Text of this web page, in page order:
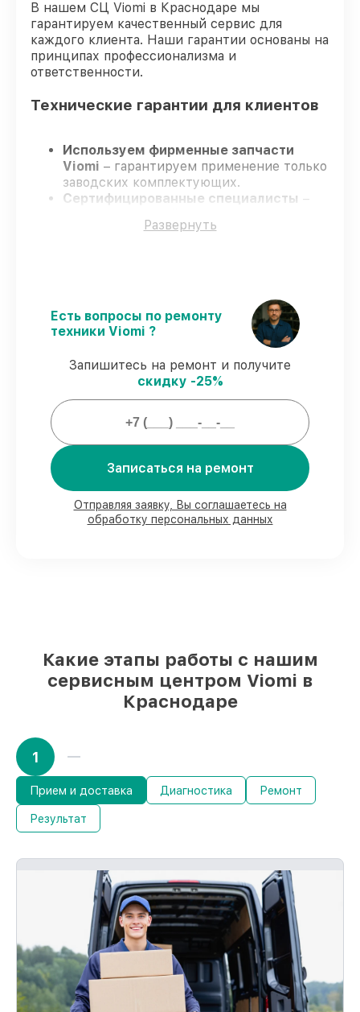
В нашем СЦ Viomi в Краснодаре мы
гарантируем качественный сервис для
каждого клиента. Наши гарантии основаны на
принципах профессионализма и
ответственности.
Технические гарантии для клиентов
Используем фирменные запчасти
Viomi – гарантируем применение только
заводских комплектующих.
Сертифицированные специалисты –
подтверждает уровень их
договоренности.
Поддержка после ремонта – все
официальной гарантией Viomi.
Мы гарантируем:
80%
заказов проводим с возможностью
личного присутствия владельца
деталей Viomi имеются на складе в
Краснодаре, остальные доставляются
быстро
Развернуть
Есть вопросы по ремонту
техники Viomi ?
Запишитесь на ремонт и получите
скидку -25%
Записаться на ремонт
Отправляя заявку, Вы соглашаетесь на
обработку персональных данных
Какие этапы работы с нашим
сервисным центром Viomi в
Краснодаре
1
Прием и доставка Диагностика Ремонт
Результат